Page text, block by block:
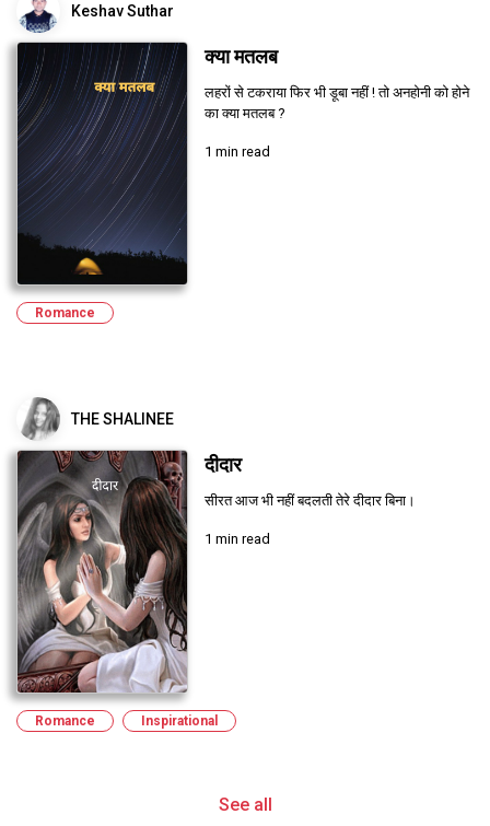
Keshav Suthar
क्या मतलब
लहरों से टकराया फिर भी डूबा नहीं ! तो अनहोनी को होने
का क्या मतलब ?
1 min read
Romance
THE SHALINEE
दीदार
सीरत आज भी नहीं बदलती तेरे दीदार बिना।
1 min read
Romance Inspirational
See all